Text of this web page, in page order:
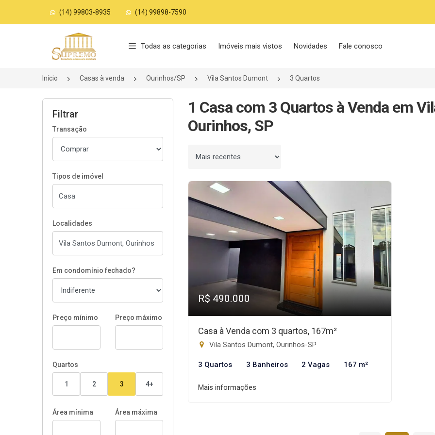
(14) 99803-8935 (14) 99898-7590
Página inicial
Todas as categorias Imóveis mais vistos Novidades Fale conosco
Início Casas à venda Ourinhos/SP Vila Santos Dumont 3 Quartos
Filtrar
Transação
Tipos de imóvel
Localidades
Em condomínio fechado?
Preço mínimo Preço máximo
Quartos
1 2 3 4+
Área mínima Área máxima
1 Casa com 3 Quartos à Venda em
Ourinhos, SP
Ordenar por
R$ 490.000
Casa à Venda com 3 quartos, 167m²
Vila Santos Dumont, Ourinhos-SP
3 Quartos 3 Banheiros 2 Vagas 167 m²
Mais informações